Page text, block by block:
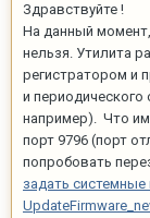
Здравствуйте !
На данный
нельзя. Утилита
регистратором и
и
например). Что
порт 9796 (порт
попробовать
задать